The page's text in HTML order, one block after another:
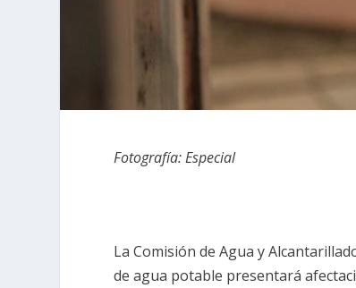
Fotografía: Especial
La Comisión de Agua y
de agua potable presentará